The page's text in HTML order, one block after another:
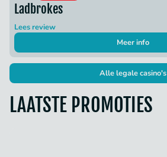
Ladbrokes
Lees review
Meer info
Alle legale casino's
LAATSTE PROMOTIES